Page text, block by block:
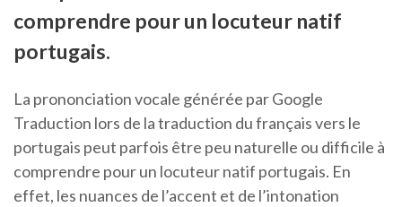
comprendre pour un locuteur natif
portugais.
La prononciation vocale générée par Google
Traduction lors de la traduction du français vers le
portugais peut parfois être peu naturelle ou difficile à
comprendre pour un locuteur natif portugais. En
effet, les nuances de l’accent et de l’intonation